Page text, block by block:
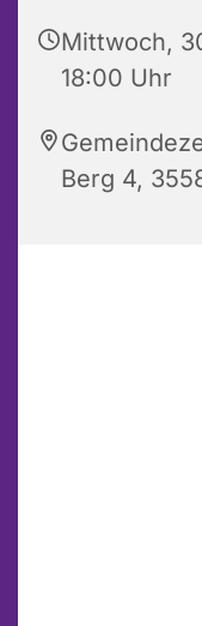
Mittwoch,
18:00 Uhr
Berg 4,